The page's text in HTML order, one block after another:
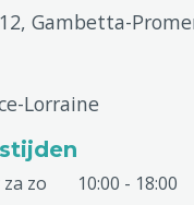
Gambetta-
Lorraine
zo 10:00 - 18:00